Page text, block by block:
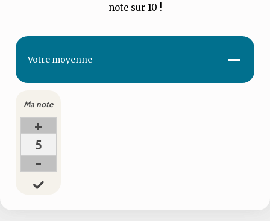
note sur 10 !
Votre moyenne -
Ma note
+
5
-